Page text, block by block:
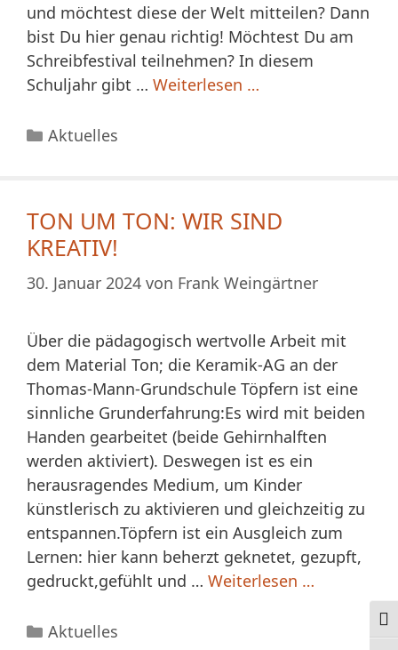
und möchtest diese der Welt mitteilen? Dann
bist Du hier genau richtig! Möchtest Du am
Schreibfestival teilnehmen? In diesem
Schuljahr gibt … Weiterlesen …
Kategorien
Aktuelles
TON UM TON: WIR SIND
KREATIV!
30. Januar 2024 von Frank Weingärtner
Über die pädagogisch wertvolle Arbeit mit
dem Material Ton; die Keramik-AG an der
Thomas-Mann-Grundschule Töpfern ist eine
sinnliche Grunderfahrung:Es wird mit beiden
Handen gearbeitet (beide Gehirnhalften
werden aktiviert). Deswegen ist es ein
herausragendes Medium, um Kinder
künstlerisch zu aktivieren und gleichzeitig zu
entspannen.Töpfern ist ein Ausgleich zum
Lernen: hier kann beherzt geknetet, gezupft,
gedruckt,gefühlt und … Weiterlesen …
Kategorien
Aktuelles